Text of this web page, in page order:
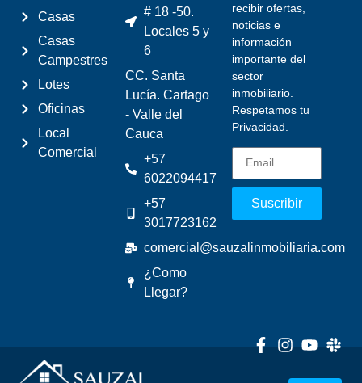
Casas
Casas
Campestres
Lotes
Oficinas
Local
Comercial
# 18 -50.
Locales 5 y
6
CC. Santa
Lucía. Cartago
- Valle del
Cauca
+57
6022094417
+57
3017723162
comercial@sauzalinmobiliaria.com
¿Como
Llegar?
recibir ofertas,
noticias e
información
importante del
sector
inmobiliario.
Respetamos tu
Privacidad.
Suscribir